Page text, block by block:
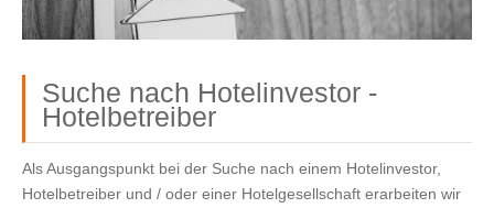
Suche nach Hotelinvestor -
Hotelbetreiber
Als Ausgangspunkt bei der Suche nach einem Hotelinvestor,
Hotelbetreiber und / oder einer Hotelgesellschaft erarbeiten wir